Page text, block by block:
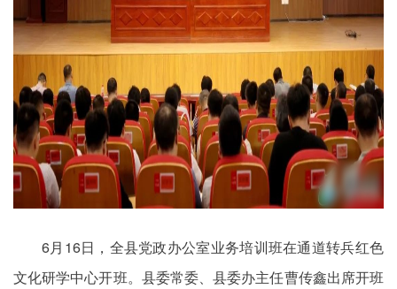
6月16日，全县党政办公室业务培训班在通道转兵红色
文化研学中心开班。县委常委、县委办主任曹传鑫出席开班